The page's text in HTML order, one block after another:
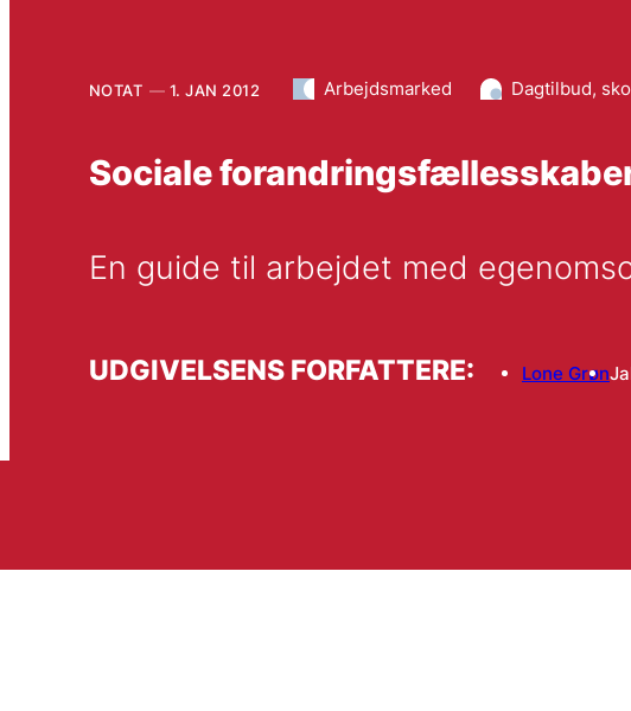
NOTAT 1. JAN 2012 Arbejdsmarked Dagtilbud,
Sociale
En guide til arbejdet med
UDGIVELSENS FORFATTERE: Lone Grøn